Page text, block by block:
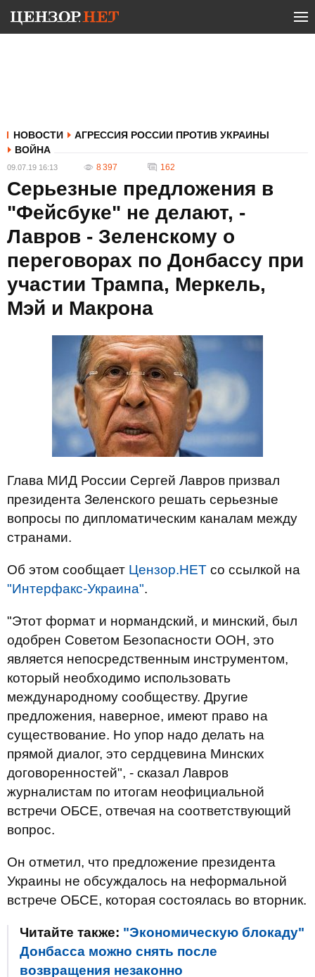
НОВОСТИ
АГРЕССИЯ РОССИИ ПРОТИВ УКРАИНЫ
ВОЙНА
09.07.19 16:13 8 397 162
Серьезные предложения в
"Фейсбуке" не делают, -
Лавров - Зеленскому о
переговорах по Донбассу при
участии Трампа, Меркель,
Мэй и Макрона
Глава МИД России Сергей Лавров призвал
президента Зеленского решать серьезные
вопросы по дипломатическим каналам между
странами.
Об этом сообщает Цензор.НЕТ со ссылкой на
"Интерфакс-Украина".
"Этот формат и нормандский, и минский, был
одобрен Советом Безопасности ООН, это
является непосредственным инструментом,
который необходимо использовать
международному сообществу. Другие
предложения, наверное, имеют право на
существование. Но упор надо делать на
прямой диалог, это сердцевина Минских
договоренностей", - сказал Лавров
журналистам по итогам неофициальной
встречи ОБСЕ, отвечая на соответствующий
вопрос.
Он отметил, что предложение президента
Украины не обсуждалось на неформальной
встрече ОБСЕ, которая состоялась во вторник.
Читайте также: "Экономическую блокаду"
Донбасса можно снять после
возвращения незаконно